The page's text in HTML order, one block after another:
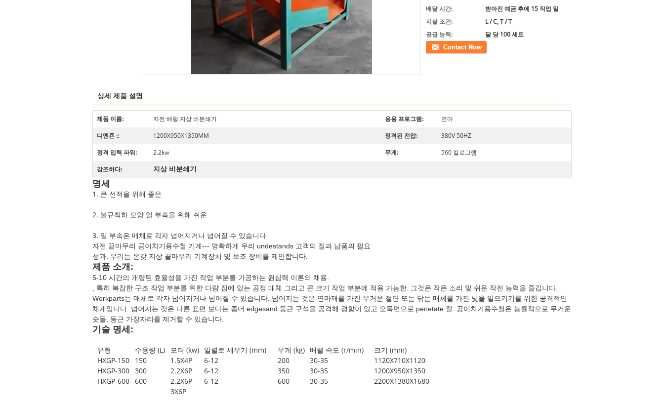
배달 시간:
받아진 예금 후에 15 작업 일
지불 조건:
L / C, T / T
공급 능력:
달 당 100 세트
접촉
상세 제품 설명
제품 이름: 자전 배럴 지상 비분쇄기 응용 프로그램: 연마
디멘죤 :: 1200X950X1350MM 정격된 전압: 380V 50HZ
정격 입력 파워: 2.2kw 무게: 560 킬로그램
강조하다: 지상 비분쇄기
명세
1. 큰 선적을 위해 좋은
2. 불규칙하 모양 일 부속을 위해 쉬운
3. 일 부속은 매체로 각자 넘어지거나 넘어질 수 있습니다
자전 끝마무리 공이치기용수철 기계--- 명확하게 우리 undestands 고객의 질과 납품의 필요
성과. 우리는 온갖 지상 끝마무리 기계장치 및 보조 장비를 제안합니다.
제품 소개:
5-10 시간의 개량된 효율성을 가진 작업 부분를 가공하는 원심력 이론의 채용.
, 특히 복잡한 구조 작업 부분를 위한 다량 짐에 있는 공정 매체 그리고 큰 크기 작업 부분에 적용 가능한. 그것은 작은 소리 및 쉬운 작전 능력을 즐깁니다.
Workparts는 매체로 각자 넘어지거나 넘어질 수 있습니다. 넘어지는 것은 연마재를 가진 무거운 절단 또는 닦는 매체를 가진 빛을 일으키기를 위한 공격적인
체계입니다. 넘어지는 것은 다른 표면 보다는 좀더 edgesand 둥근 구석을 공격해 경향이 있고 오목면으로 penetate 잘. 공이치기용수철은 능률적으로 무거운
숫돌, 둥근 가장자리를 제거할 수 있습니다.
기술 명세:
유형 수용량 (L) 모터 (kw) 일렬로 세우기 (mm) 무게 (kg) 배럴 속도 (r/min)
크기 (mm)
HXGP-150
150 1.5X4P 6-12 200 30-35
1120X710X1120
HXGP-300
300 2.2X6P 6-12 350 30-35
1200X950X1350
HXGP-600
600
2.2X6P
3X6P
6-12 600 30-35 2200X1380X1680